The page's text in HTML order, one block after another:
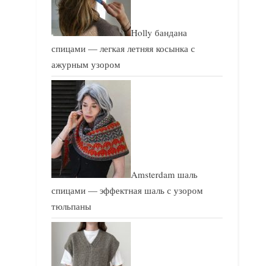
Holly бандана
спицами — легкая летняя косынка с
ажурным узором
Amsterdam шаль
спицами — эффектная шаль с узором
тюльпаны